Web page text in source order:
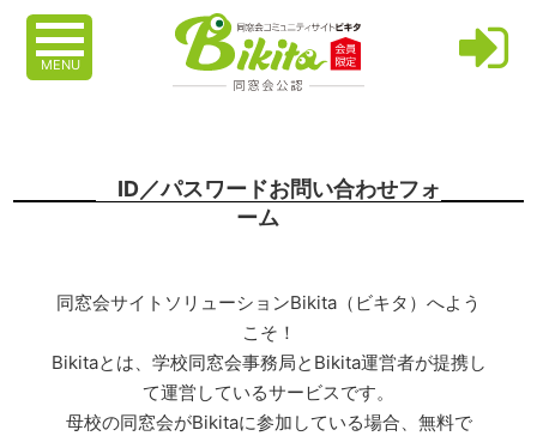
MENU
ID／パスワードお問い合わせフォ
ーム
同窓会サイトソリューションBikita（ビキタ）へよう
こそ！
Bikitaとは、学校同窓会事務局とBikita運営者が提携し
て運営しているサービスです。
母校の同窓会がBikitaに参加している場合、無料で